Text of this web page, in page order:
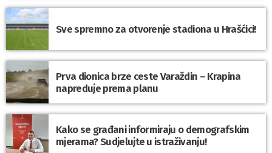
Sve spremno za otvorenje stadiona u Hrašćici!
Prva dionica brze ceste Varaždin – Krapina
napreduje prema planu
Kako se građani informiraju o demografskim
mjerama? Sudjelujte u istraživanju!